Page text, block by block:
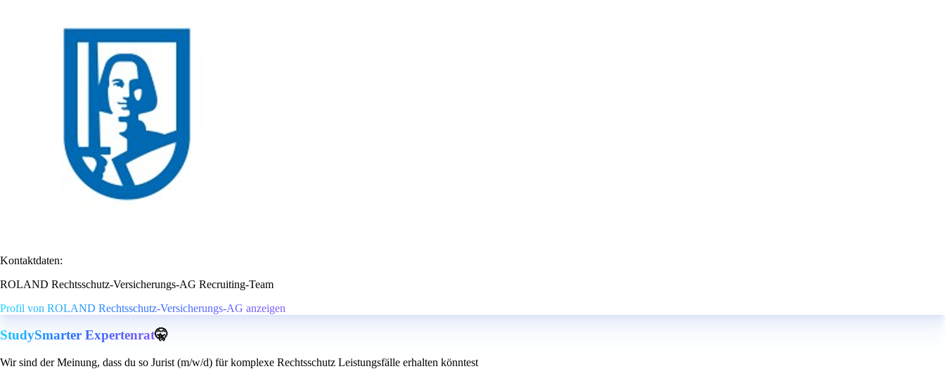
Kontaktdaten:
ROLAND Rechtsschutz-Versicherungs-AG Recruiting-Team
Profil von ROLAND Rechtsschutz-Versicherungs-AG anzeigen
StudySmarter Expertenrat🤫
Wir sind der Meinung, dass du so Jurist (m/w/d) für komplexe Rechtsschutz Leistungsfälle erhalten könntest